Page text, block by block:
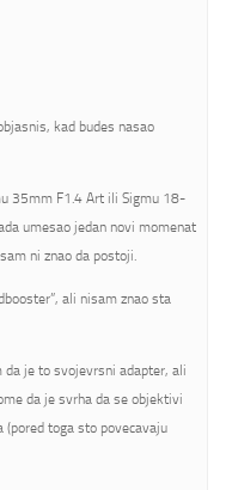
kad budes nasao
35mm F1.4 Art ili Sigmu 18-
umesao jedan novi momenat
ni znao da postoji.
ali nisam znao sta
da je to svojevrsni adapter, ali
da je svrha da se objektivi
toga sto povecavaju